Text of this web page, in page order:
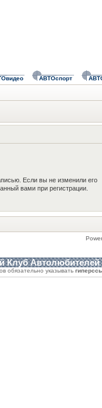
АВТОспорт
Если вы не изменили его
вами при регистрации.
Клуб Автолюбителей
обязательно указывать